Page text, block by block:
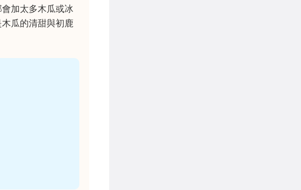
加太多木瓜或冰
瓜的清甜與初鹿